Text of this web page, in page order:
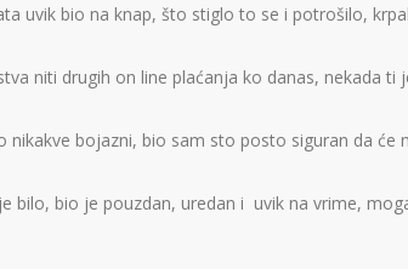
uvik bio na knap, što stiglo to se i potrošilo,
niti drugih on line plaćanja ko danas, nekada
bojazni, bio sam sto posto siguran da
bilo, bio je pouzdan, uredan i uvik na vrime,